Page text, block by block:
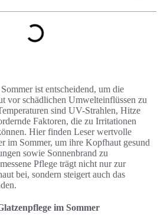
ist entscheidend, um die
vor schädlichen Umwelteinflüssen zu
sind UV-Strahlen, Hitze
Faktoren, die zu Irritationen
Hier finden Leser wertvolle
im Sommer, um ihre Kopfhaut gesund
sowie Sonnenbrand zu
Pflege trägt nicht nur zur
bei, sondern steigert auch das
im Sommer